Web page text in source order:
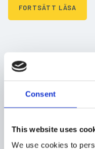
Consent
This website uses
We use cookies to
FORTSÄTT LÄSA